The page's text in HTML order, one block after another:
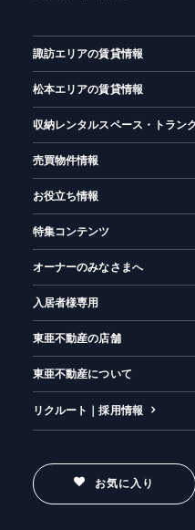
諏訪エリアの賃貸情報
松本エリアの賃貸情報
収納レンタルスペース・トラン
売買物件情報
お役立ち情報
特集コンテンツ
オーナーのみなさまへ
入居者様専用
東亜不動産の店舗
東亜不動産について
リクルート｜採用情報
お気に入り